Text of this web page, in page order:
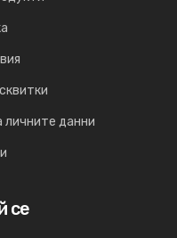
личните данни
се